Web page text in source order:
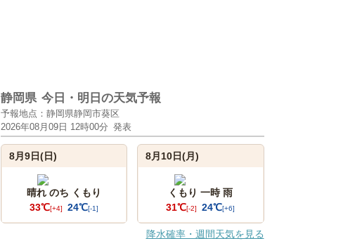
静岡県 今日・明日の天気予報
予報地点：静岡県静岡市葵区
2026年08月09日 12時00分 発表
8月9日(日)
晴れ のち くもり
33℃[+4] 24℃[-1]
8月10日(月)
くもり 一時 雨
31℃[-2] 24℃[+6]
降水確率・週間天気を見る